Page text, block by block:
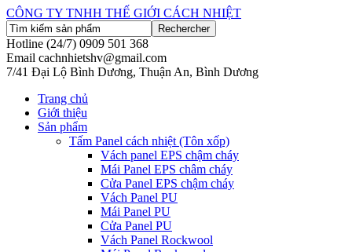
CÔNG TY TNHH THẾ GIỚI CÁCH NHIỆT
Hotline (24/7) 0909 501 368
Email cachnhietshv@gmail.com
7/41 Đại Lộ Bình Dương, Thuận An, Bình Dương
Trang chủ
Giới thiệu
Sản phẩm
Tấm Panel cách nhiệt (Tôn xốp)
Vách panel EPS chậm cháy
Mái Panel EPS châm cháy
Cửa Panel EPS chậm cháy
Vách Panel PU
Mái Panel PU
Cửa Panel PU
Vách Panel Rockwool